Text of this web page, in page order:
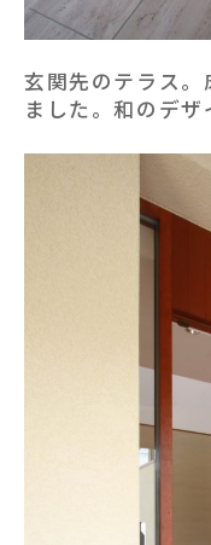
玄関先のテラス。
ました。和のデザ